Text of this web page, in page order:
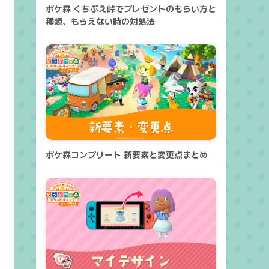
ポケ森 くちぶえ峠でプレゼントのもらい方と
種類、もらえない時の対処法
ポケ森コンプリート 新要素と変更点まとめ